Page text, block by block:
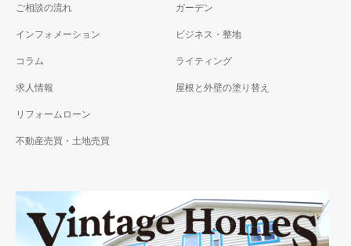
ご相談の流れ
インフォメーション
コラム
求人情報
リフォームローン
不動産売買・土地売買
ガーデン
ビジネス・整地
ライティング
屋根と外壁の塗り替え